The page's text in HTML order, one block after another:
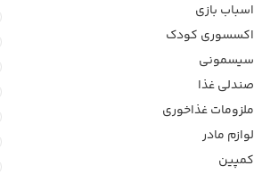
اسباب بازی
اکسسوری کودک
سیسمونی
صندلی غذا
ملزومات غذاخوری
لوازم مادر
کمپین